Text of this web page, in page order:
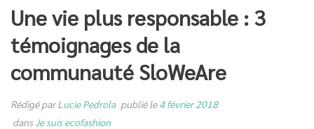
Une vie plus responsable : 3
témoignages de la
communauté SloWeAre
Rédigé parLucie Pedrola publié le4 février 2018
dansJe suis ecofashion